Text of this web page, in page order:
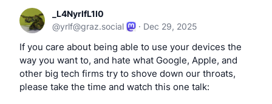
_L4NyrlfL1I0
@yrlf@graz.social · Dec 29, 2025
If you care about being able to use your devices the
way you want to, and hate what Google, Apple, and
other big tech firms try to shove down our throats,
please take the time and watch this one talk: